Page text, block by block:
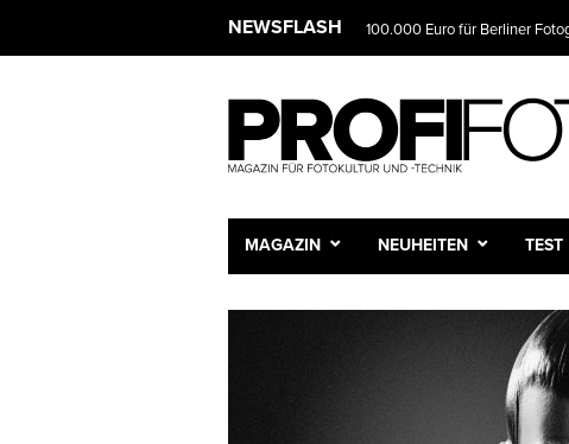
NEWSFLASH 100.000 Euro für Berliner
MAGAZIN NEUHEITEN TEST